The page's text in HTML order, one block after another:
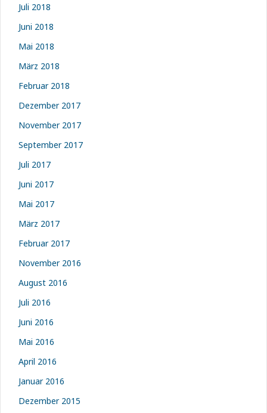
Juli 2018
Juni 2018
Mai 2018
März 2018
Februar 2018
Dezember 2017
November 2017
September 2017
Juli 2017
Juni 2017
Mai 2017
März 2017
Februar 2017
November 2016
August 2016
Juli 2016
Juni 2016
Mai 2016
April 2016
Januar 2016
Dezember 2015